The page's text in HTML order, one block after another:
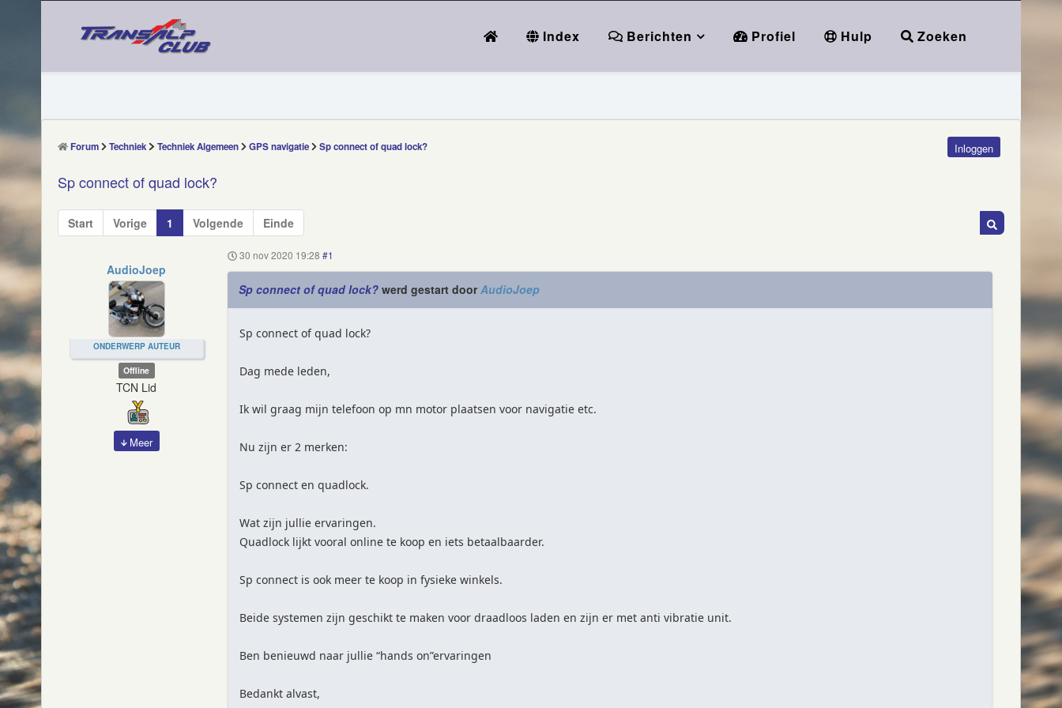
Index Berichten Profiel Hulp Zoeken
Inloggen
Forum Techniek Techniek Algemeen GPS navigatie Sp connect of quad lock?
Sp connect of quad lock?
Start Vorige 1 Volgende Einde
AudioJoep
ONDERWERP AUTEUR
Offline
TCN Lid
Meer
30 nov 2020 19:28 #1
Sp connect of quad lock?werd gestart doorAudioJoep
Sp connect of quad lock?
Dag mede leden,
Ik wil graag mijn telefoon op mn motor plaatsen voor navigatie etc.
Nu zijn er 2 merken:
Sp connect en quadlock.
Wat zijn jullie ervaringen.
Quadlock lijkt vooral online te koop en iets betaalbaarder.
Sp connect is ook meer te koop in fysieke winkels.
Beide systemen zijn geschikt te maken voor draadloos laden en zijn er met anti vibratie unit.
Ben benieuwd naar jullie “hands on”ervaringen
Bedankt alvast,